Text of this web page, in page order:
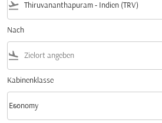
flight_takeoff
Nach
flight_land
Kabinenklasse
Kabinenklasse option Economy Selected
Economy
keyboard_arrow_down